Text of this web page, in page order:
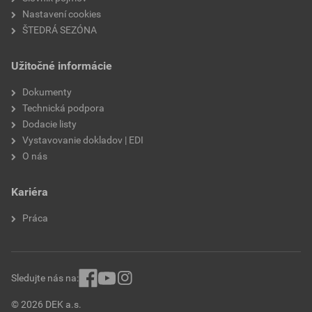
hmotnosť
minimálny sklon
model
sklon strechy
Nastavení cookies
ŠTEDRÁ SEZÓNA
Užitočné informácie
Dokumenty
Technická podpora
Dodacie listy
Vystavovanie dokladov | EDI
O nás
Kariéra
Práca
© 2026 DEK a.s.
Sledujte nás na: